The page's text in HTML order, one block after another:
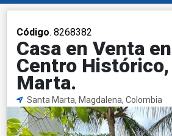
Código. 8268382
Casa en Venta
Centro
Marta.
Santa Marta, Magdalena, Colombia